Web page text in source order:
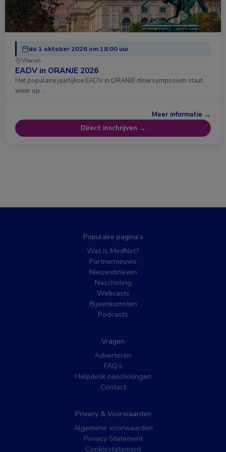
do 1 oktober 2026 om 18:00 uur
Wenen
EADV in ORANJE 2026
Het populaire jaarlijkse EADV in ORANJE dinersymposium staat
weer op …
Meer informatie →
Direct inschrijven →
Populaire pagina’s
Wat is MedNet?
Partnernieuws
Nieuwsbrieven
Nascholing
Webcasts
Bijeenkomsten
Podcasts
Vragen
Adverteren
FAQ’s
Helpdesk nascholingen
Contact
Privacy & Voorwaarden
Algemene voorwaarden
Privacy Statement
Cookiestatement